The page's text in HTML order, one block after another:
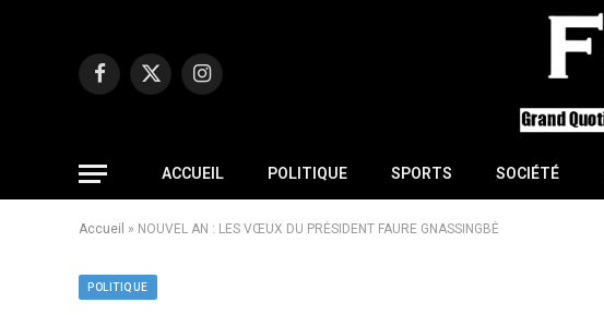
Facebook
X
Instagram
ACCUEIL POLITIQUE SPORTS SOCIÉTÉ
Accueil » NOUVEL AN : LES VŒUX DU PRÉSIDENT FAURE GNASSINGBÉ
POLITIQUE